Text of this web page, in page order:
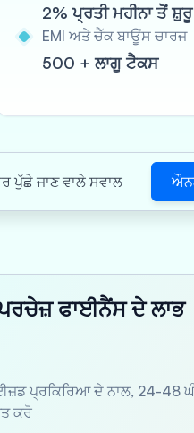
2% ਪ੍ਰਤੀ ਮਹੀਨਾ ਤੋਂ
EMI ਅਤੇ ਚੈੱਕ ਬਾਊਂਸ ਚਾਰਜ
500 + ਲਾਗੂ ਟੈਕਸ
ਪੁੱਛੇ ਜਾਣ ਵਾਲੇ ਸਵਾਲ
ਫਾਈਨੈਂਸ ਦੇ ਲਾਭ
ਪ੍ਰਕਿਰਿਆ ਦੇ ਨਾਲ, 24-
ਕਰੋ